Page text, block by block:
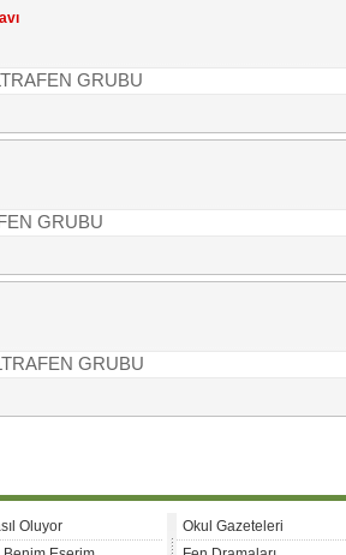
GRUBU
GRUBU
GRUBU
Oluyor
Okul Gazeteleri